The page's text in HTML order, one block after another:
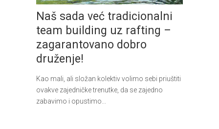
Naš sada već tradicionalni
team building uz rafting –
zagarantovano dobro
druženje!
Kao mali, ali složan kolektiv volimo sebi priuštiti
ovakve zajedničke trenutke, da se zajedno
zabavimo i opustimo...